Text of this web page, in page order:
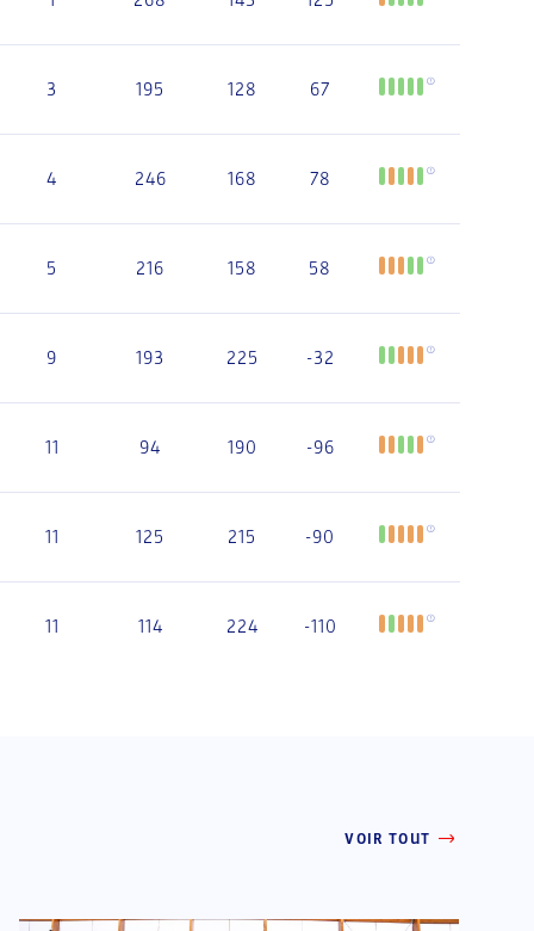
3 195 128 67
4 246 168 78
5 216 158 58
9 193 225 -32
11 94 190 -96
11 125 215 -90
11 114 224 -110
VOIR TOUT